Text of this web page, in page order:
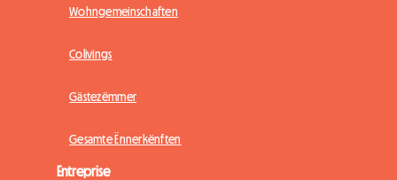
Wohngemeinschaften
Colivings
Gästezëmmer
Gesamte Ënnerkënften
Entreprise